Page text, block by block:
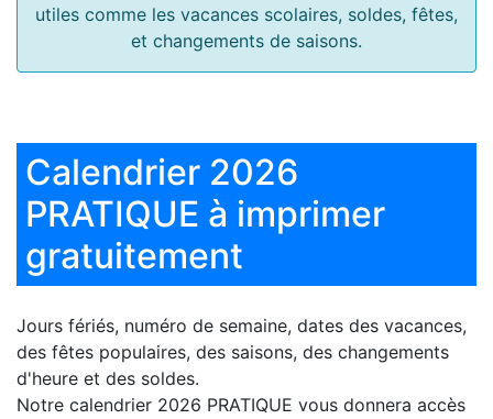
utiles comme les vacances scolaires, soldes, fêtes,
et changements de saisons.
Calendrier 2026
PRATIQUE à imprimer
gratuitement
Jours fériés, numéro de semaine, dates des vacances,
des fêtes populaires, des saisons, des changements
d'heure et des soldes.
Notre calendrier 2026 PRATIQUE vous donnera accès